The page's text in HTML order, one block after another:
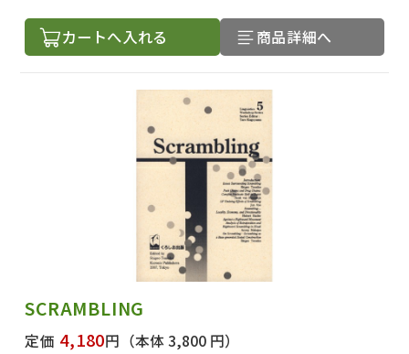
カートへ入れる 商品詳細へ
SCRAMBLING
定価 4,180円 （本体 3,800 円）